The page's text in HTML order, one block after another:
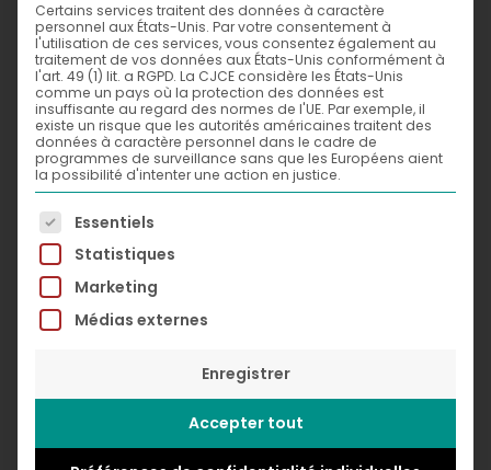
Halloween,
Certains services traitent des données à caractère
personnel aux États-Unis. Par votre consentement à
l'utilisation de ces services, vous consentez également au
traitement de vos données aux États-Unis conformément à
l'art. 49 (1) lit. a RGPD. La CJCE considère les États-Unis
comme un pays où la protection des données est
insuffisante au regard des normes de l'UE. Par exemple, il
existe un risque que les autorités américaines traitent des
données à caractère personnel dans le cadre de
programmes de surveillance sans que les Européens aient
la possibilité d'intenter une action en justice.
La liste suivante énumère les groupes de services
Essentiels
Statistiques
Marketing
Médias externes
Enregistrer
Accepter tout